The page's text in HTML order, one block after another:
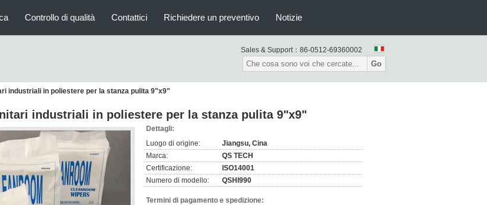
Controllo di qualità Contattici Richiedere un preventivo Notizie
Sales & Support： 86-0512-69360002
Go
industriali in poliestere per la stanza pulita 9"x9"
industriali in poliestere per la stanza pulita 9"x9"
Dettagli:
Luogo di origine:
Jiangsu, Cina
Marca:
QS TECH
Certificazione:
ISO14001
Numero di modello:
QSHI990
Termini di pagamento e spedizione: